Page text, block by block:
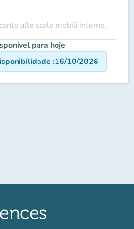
alle scale mobili interne.
para hoje
:16/10/2026